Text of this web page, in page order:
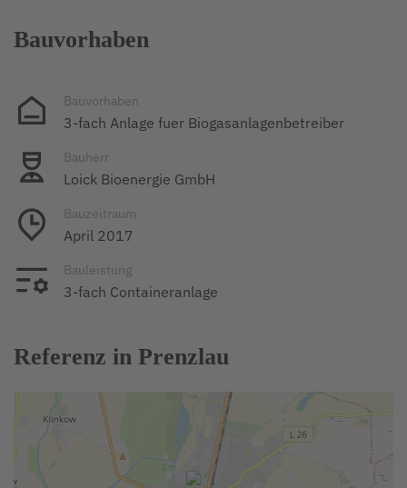
Bauvorhaben
Bauvorhaben
3-fach Anlage fuer Biogasanlagenbetreiber
Bauherr
Loick Bioenergie GmbH
Bauzeitraum
April 2017
Bauleistung
3-fach Containeranlage
Referenz in Prenzlau